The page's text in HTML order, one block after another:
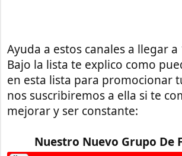
Ayuda a estos canales a llegar a
Bajo la lista te explico como
en esta lista para promocionar
nos suscribiremos a ella si te
mejorar y ser constante:
Nuestro Nuevo Grupo De